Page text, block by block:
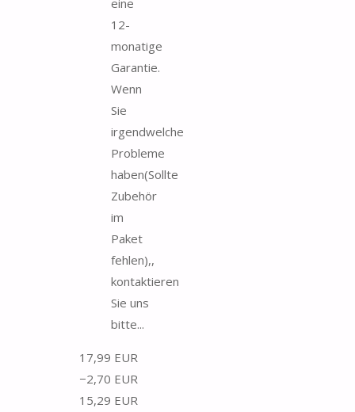
12-
monatige
Garantie.
Wenn
Sie
irgendwelche
Probleme
haben(Sollte
Zubehör
im
Paket
fehlen),,
kontaktieren
Sie uns
bitte...
17,99 EUR
−2,70 EUR
15,29 EUR